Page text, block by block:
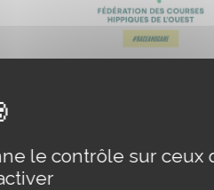
le contrôle sur ceux